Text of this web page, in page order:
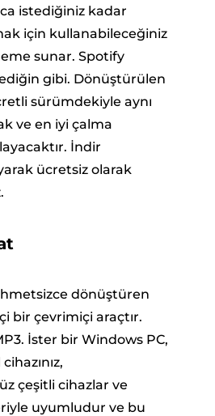
istediğiniz kadar
için kullanabileceğiniz
sunar. Spotify
gibi. Dönüştürülen
sürümdekiyle aynı
ve en iyi çalma
İndir
ücretsiz olarak
dönüştüren
bir çevrimiçi araçtır.
İster bir Windows PC,
çeşitli cihazlar ve
uyumludur ve bu